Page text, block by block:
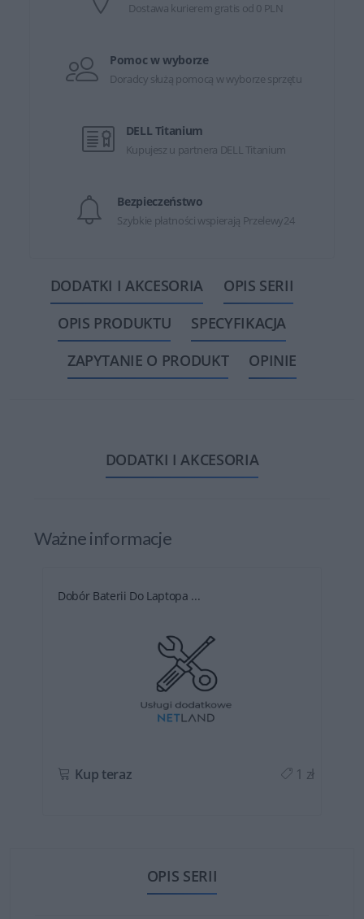
Dostawa kurierem gratis od 0 PLN
Pomoc w wyborze
Doradcy służą pomocą w wyborze sprzętu
DELL Titanium
Kupujesz u partnera DELL Titanium
Bezpieczeństwo
Szybkie płatności wspierają Przelewy24
DODATKI I AKCESORIA
OPIS SERII
OPIS PRODUKTU
SPECYFIKACJA
ZAPYTANIE O PRODUKT
OPINIE
DODATKI I AKCESORIA
Ważne informacje
Dobór Baterii Do Laptopa ...
Kup teraz 1 zł
OPIS SERII